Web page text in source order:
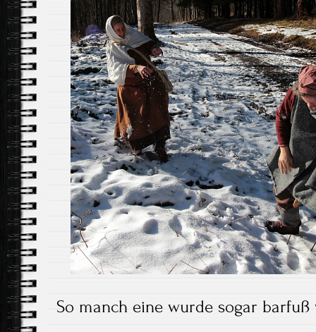
So manch eine wurde sogar